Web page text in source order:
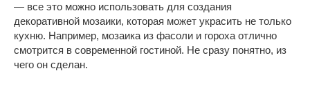
— все это можно использовать для создания
декоративной мозаики, которая может украсить не только
кухню. Например, мозаика из фасоли и гороха отлично
смотрится в современной гостиной. Не сразу понятно, из
чего он сделан.